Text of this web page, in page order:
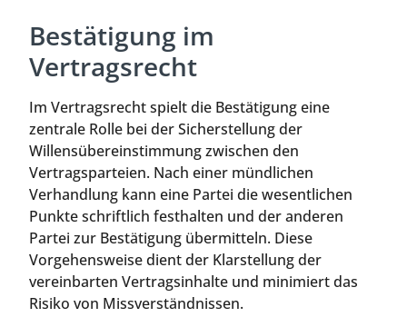
Bestätigung im
Vertragsrecht
Im Vertragsrecht spielt die Bestätigung eine
zentrale Rolle bei der Sicherstellung der
Willensübereinstimmung zwischen den
Vertragsparteien. Nach einer mündlichen
Verhandlung kann eine Partei die wesentlichen
Punkte schriftlich festhalten und der anderen
Partei zur Bestätigung übermitteln. Diese
Vorgehensweise dient der Klarstellung der
vereinbarten Vertragsinhalte und minimiert das
Risiko von Missverständnissen.